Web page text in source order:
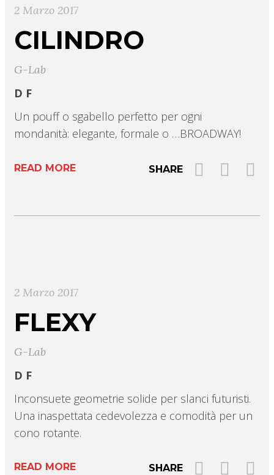
2 Marzo 2017
CILINDRO
G-Lab
D F
Un pouff o sgabello perfetto per ogni
mondanità: elegante, formale o …BROADWAY!
READ MORE SHARE
2 Marzo 2017
FLEXY
G-Lab
D F
Inconsuete geometrie solide per slanci futuristi.
Una inaspettata cedevolezza e comodità per un
cono rotante.
READ MORE SHARE